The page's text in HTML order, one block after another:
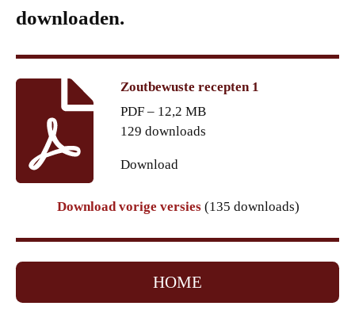
downloaden.
Zoutbewuste recepten 1
PDF – 12,2 MB
129 downloads
Download
Download vorige versies (135 downloads)
HOME